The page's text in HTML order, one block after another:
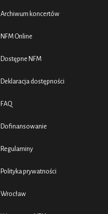
Archiwum koncertów
NFM Online
Dostępne NFM
Deklaracja dostępności
FAQ
Dofinansowanie
Regulaminy
Polityka prywatności
Wrocław